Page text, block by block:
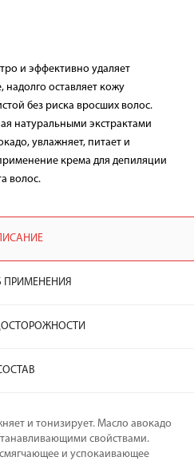
и эффективно удаляет
надолго оставляет кожу
без риска вросших волос.
натуральными экстрактами
увлажняет, питает и
крема для депиляции
волос.
ПРИМЕНЕНИЯ
и тонизирует. Масло авокадо
свойствами.
и успокаивающее